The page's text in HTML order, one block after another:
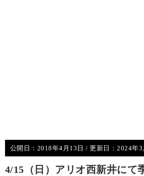
公開日： 2018年4月13日 / 更新日：2024年3
4/15（日）アリオ西新井にて